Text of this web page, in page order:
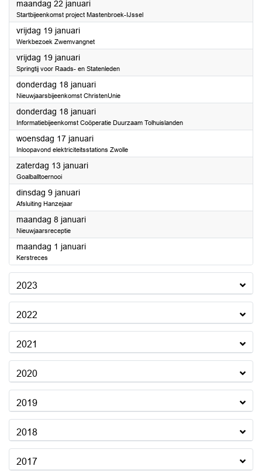
maandag 22 januari2024
Startbijeenkomst project Mastenbroek-IJssel
vrijdag 19 januari2024
Werkbezoek Zwemvangnet
vrijdag 19 januari2024
Springtij voor Raads- en Statenleden
donderdag 18 januari2024
Nieuwjaarsbijeenkomst ChristenUnie
donderdag 18 januari2024
Informatiebijeenkomst Coöperatie Duurzaam Tolhuislanden
woensdag 17 januari2024
Inloopavond elektriciteitsstations Zwolle
zaterdag 13 januari2024
Goalballtoernooi
dinsdag 9 januari2024
Afsluiting Hanzejaar
maandag 8 januari2024
Nieuwjaarsreceptie
maandag 1 januari2024
Kerstreces
2023
2022
2021
2020
2019
2018
2017